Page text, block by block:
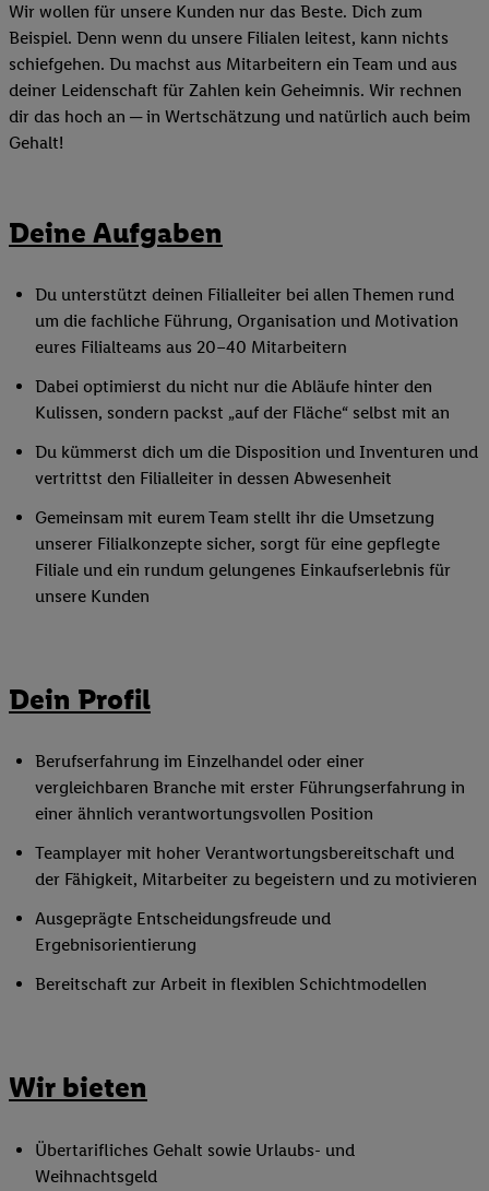
Wir wollen für unsere Kunden nur das Beste. Dich zum
Beispiel. Denn wenn du unsere Filialen leitest, kann nichts
schiefgehen. Du machst aus Mitarbeitern ein Team und aus
deiner Leidenschaft für Zahlen kein Geheimnis. Wir rechnen
dir das hoch an ─ in Wertschätzung und natürlich auch beim
Gehalt!
Deine Aufgaben
Du unterstützt deinen Filialleiter bei allen Themen rund
um die fachliche Führung, Organisation und Motivation
eures Filialteams aus 20–40 Mitarbeitern
Dabei optimierst du nicht nur die Abläufe hinter den
Kulissen, sondern packst „auf der Fläche“ selbst mit an
Du kümmerst dich um die Disposition und Inventuren und
vertrittst den Filialleiter in dessen Abwesenheit
Gemeinsam mit eurem Team stellt ihr die Umsetzung
unserer Filialkonzepte sicher, sorgt für eine gepflegte
Filiale und ein rundum gelungenes Einkaufserlebnis für
unsere Kunden
Dein Profil
Berufserfahrung im Einzelhandel oder einer
vergleichbaren Branche mit erster Führungserfahrung in
einer ähnlich verantwortungsvollen Position
Teamplayer mit hoher Verantwortungsbereitschaft und
der Fähigkeit, Mitarbeiter zu begeistern und zu motivieren
Ausgeprägte Entscheidungsfreude und
Ergebnisorientierung
Bereitschaft zur Arbeit in flexiblen Schichtmodellen
Wir bieten
Übertarifliches Gehalt sowie Urlaubs- und
Weihnachtsgeld